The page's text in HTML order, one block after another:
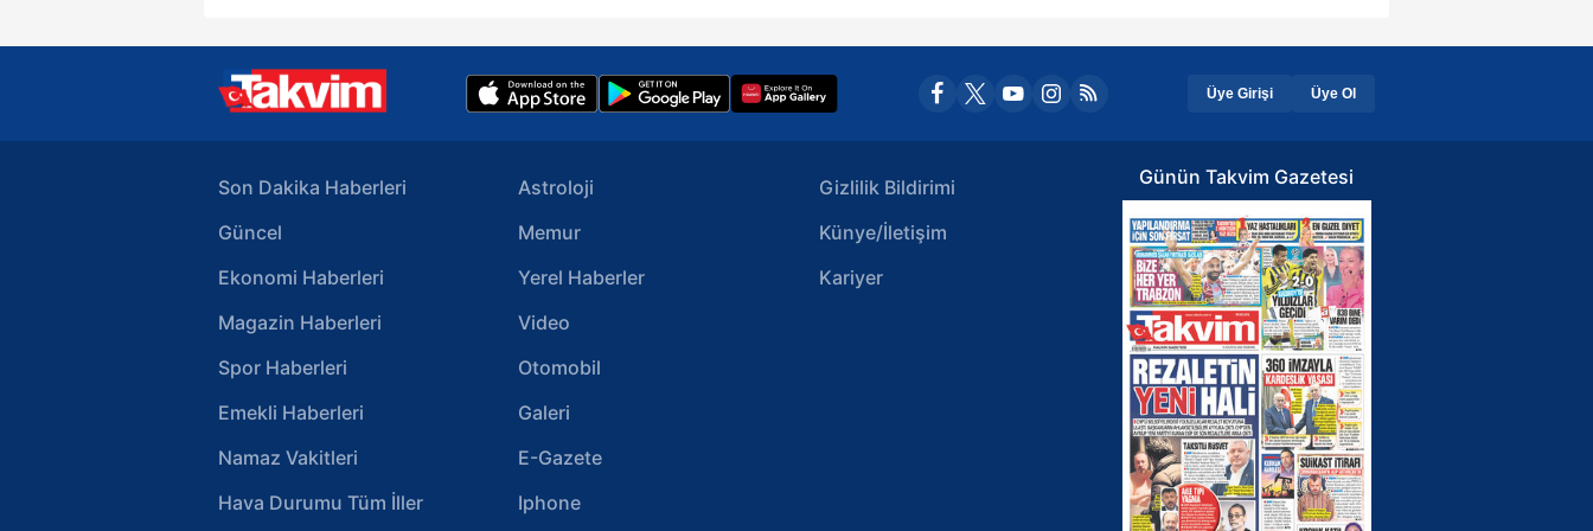
Üye Girişi Üye Ol
Son Dakika Haberleri
Güncel
Ekonomi Haberleri
Magazin Haberleri
Spor Haberleri
Emekli Haberleri
Namaz Vakitleri
Hava Durumu Tüm İller
Astroloji
Memur
Yerel Haberler
Video
Otomobil
Galeri
E-Gazete
Iphone
Gizlilik Bildirimi
Künye/İletişim
Kariyer
Günün Takvim Gazetesi